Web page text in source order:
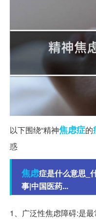
以下围绕“精神焦虑症的
惑
焦虑症是什么意思_
事|中国医药...
1、广泛性焦虑障碍:是